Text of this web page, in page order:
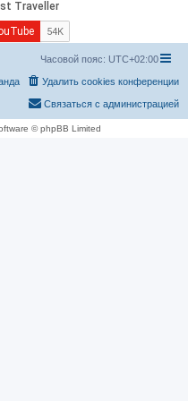
Часовой пояс: UTC+02:00
Удалить cookies конференции
Связаться с администрацией
© phpBB Limited